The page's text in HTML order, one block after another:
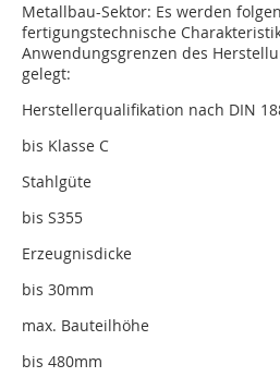
Metallbau-Sektor: Es werden
fertigungstechnische
Anwendungsgrenzen des
gelegt:
Herstellerqualifikation nach DIN
bis Klasse C
Stahlgüte
bis S355
Erzeugnisdicke
bis 30mm
max. Bauteilhöhe
bis 480mm